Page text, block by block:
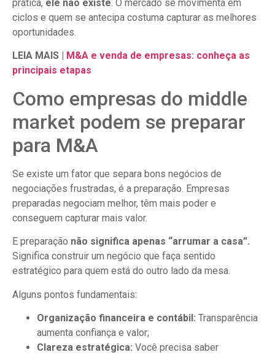
prática, ele não existe. O mercado se movimenta em
ciclos e quem se antecipa costuma capturar as melhores
oportunidades.
LEIA MAIS |
M&A e venda de empresas: conheça as
principais etapas
Como empresas do middle
market podem se preparar
para M&A
Se existe um fator que separa bons negócios de
negociações frustradas, é a preparação. Empresas
preparadas negociam melhor, têm mais poder e
conseguem capturar mais valor.
E preparação não significa apenas “arrumar a casa”.
Significa construir um negócio que faça sentido
estratégico para quem está do outro lado da mesa.
Alguns pontos fundamentais:
Organização financeira e contábil: Transparência
aumenta confiança e valor;
Clareza estratégica: Você precisa saber